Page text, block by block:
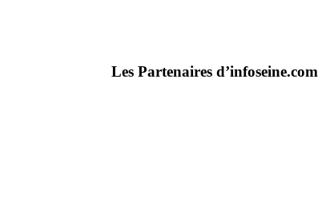
Les Partenaires d’infoseine.com